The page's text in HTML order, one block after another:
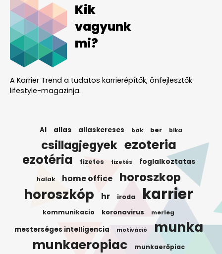
Kik
vagyunk
mi?
A Karrier Trend a tudatos karrierépítők, önfejlesztők
lifestyle-magazinja.
AI allas allaskereses bak ber bika
csillagjegyek ezoteria
ezotéria fizetes fizetés foglalkoztatas
halak home office horoszkop
horoszkóp hr iroda karrier
kommunikacio koronavirus merleg
mesterséges intelligencia motiváció munka
munkaeropiac munkaerőpiac